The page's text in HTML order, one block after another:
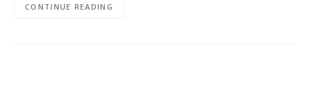
CONTINUE READING